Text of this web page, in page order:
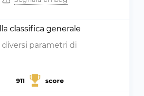
classifica generale
diversi parametri di
911 score